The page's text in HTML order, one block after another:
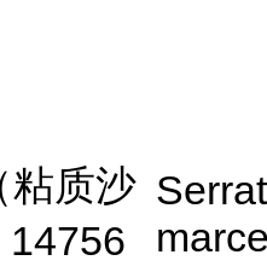
粘质沙
14756